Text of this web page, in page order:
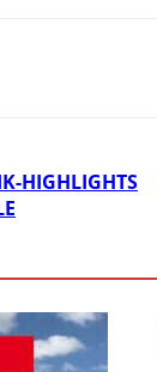
HIGHLIGHTS